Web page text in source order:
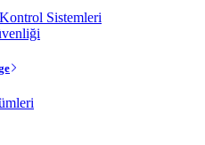
Sistemleri